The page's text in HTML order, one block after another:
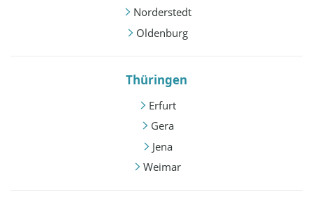
Norderstedt
Oldenburg
Thüringen
Erfurt
Gera
Jena
Weimar